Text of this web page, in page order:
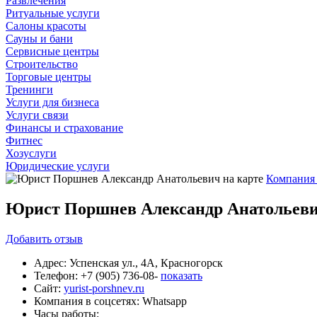
Ритуальные услуги
Салоны красоты
Сауны и бани
Сервисные центры
Строительство
Торговые центры
Тренинги
Услуги для бизнеса
Услуги связи
Финансы и страхование
Фитнес
Хозуслуги
Юридические услуги
Компания
Юрист Поршнев Александр
Добавить отзыв
Адрес: Успенская ул., 4А, Красногорск
Телефон: +7 (905) 736-08- показать
Сайт: yurist-porshnev.ru
Компания в соцсетях: Whatsapp
Часы работы: